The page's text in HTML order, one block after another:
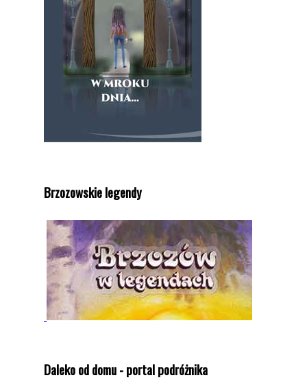
Brzozowskie legendy
Daleko od domu - portal podróżnika